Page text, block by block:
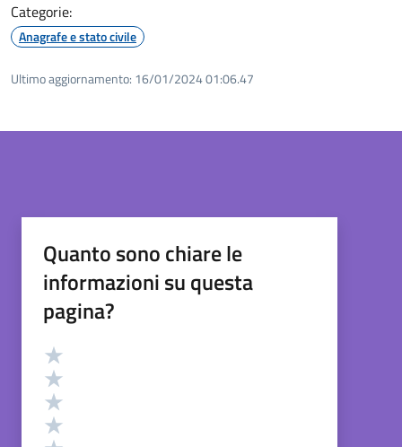
Categorie:
Anagrafe e stato civile
Ultimo aggiornamento: 16/01/2024 01:06.47
Quanto sono chiare le
informazioni su questa
pagina?
Valutazione